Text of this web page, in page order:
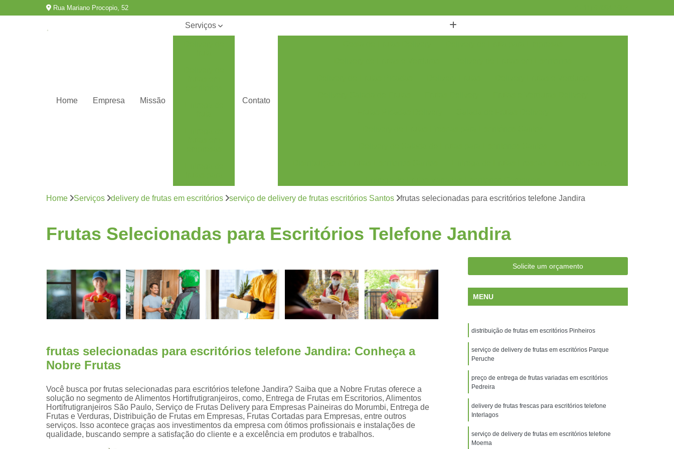
Rua Mariano Procopio, 52
Home Empresa Missão
Serviços
escritórios
Fornecedores
Fruta
higienizada
Frutas
congeladas
Frutas
cortadas
Kit lanche
frutas
Saladas de
frutas para
empresas
Contato
Entrega Semanal de Frutas Escritórios Campinas
Fornecimento de Frutas para Escritórios Santos
Frutas Frescas Escritórios Campinas
Frutas Selecionadas para Escritórios Campinas
Serviço de Delivery de Frutas Escritórios Santos
Entrega de Frutas e Verduras
Entrega de Frutas e Verduras a Domicílio
Entrega de Frutas em Escritorios
Entrega de Frutas para Empresas
Entrega de Frutas Processadas
Entrega de Salada de Frutas
Entrega Frutas
Empresa de Entrega de Frutas Santos
Entrega de Frutas Frescas Empresas Santos
Entrega de Frutas Selecionadas Empresas Santos
Entrega Diária de Frutas Empresas Santos
Entrega Semanal de Frutas Empresas Campinas
Home Serviços delivery de frutas em escritórios serviço de delivery de frutas escritórios Santos frutas selecionadas para escritórios telefone Jandira
Frutas Selecionadas para Escritórios Telefone Jandira
frutas selecionadas para escritórios telefone Jandira: Conheça a
Nobre Frutas
Você busca por frutas selecionadas para escritórios telefone Jandira? Saiba que a Nobre Frutas oferece a
solução no segmento de Alimentos Hortifrutigranjeiros, como, Entrega de Frutas em Escritorios, Alimentos
Hortifrutigranjeiros São Paulo, Serviço de Frutas Delivery para Empresas Paineiras do Morumbi, Entrega de
Frutas e Verduras, Distribuição de Frutas em Empresas, Frutas Cortadas para Empresas, entre outros
serviços. Isso acontece graças aos investimentos da empresa com ótimos profissionais e instalações de
qualidade, buscando sempre a satisfação do cliente e a excelência em produtos e trabalhos.
Solicite um orçamento
MENU
distribuição de frutas em escritórios Pinheiros
serviço de delivery de frutas em escritórios Parque
Peruche
preço de entrega de frutas variadas em escritórios
Pedreira
delivery de frutas frescas para escritórios telefone
Interlagos
serviço de delivery de frutas em escritórios telefone
Moema